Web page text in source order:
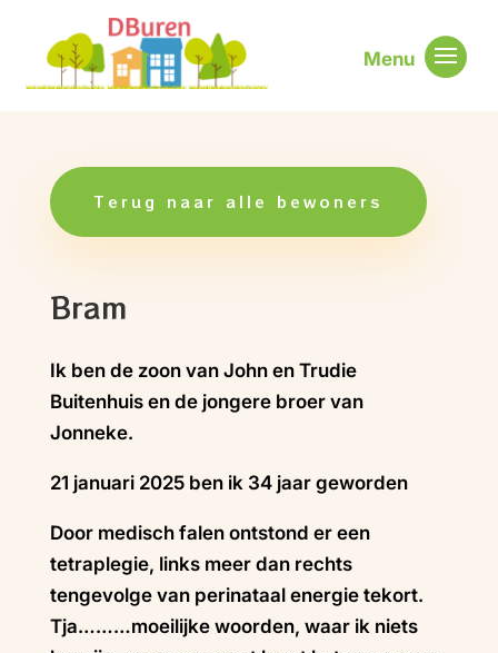
Terug naar alle bewoners
Bram
Ik ben de zoon van John en Trudie
Buitenhuis en de jongere broer van
Jonneke.
21 januari 2025 ben ik 34 jaar geworden
Door medisch falen ontstond er een
tetraplegie, links meer dan rechts
tengevolge van perinataal energie tekort.
Tja………moeilijke woorden, waar ik niets